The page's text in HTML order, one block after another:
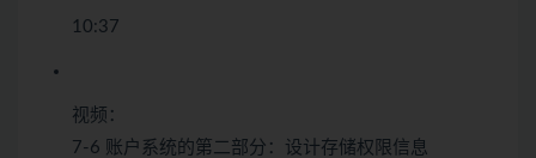
10:37
视频：
7-6 账户系统的第二部分：设计存储权限信息